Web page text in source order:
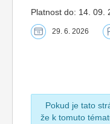
Platnost do: 14. 09.
29. 6. 2026
Pokud je tato
že k tomuto